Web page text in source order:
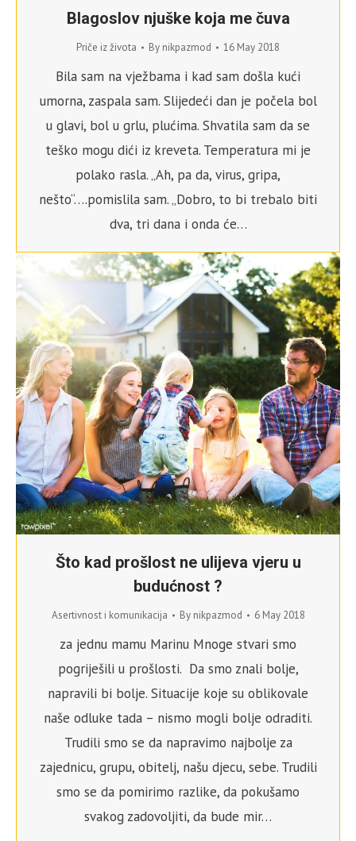
Blagoslov njuške koja me čuva
Priče iz života By nikpazmod 16 May 2018
Bila sam na vježbama i kad sam došla kući
umorna, zaspala sam. Slijedeći dan je počela bol
u glavi, bol u grlu, plućima. Shvatila sam da se
teško mogu dići iz kreveta. Temperatura mi je
polako rasla. „Ah, pa da, virus, gripa,
nešto“….pomislila sam. „Dobro, to bi trebalo biti
dva, tri dana i onda će…
Što kad prošlost ne ulijeva vjeru u
budućnost ?
Asertivnost i komunikacija By nikpazmod 6 May 2018
za jednu mamu Marinu Mnoge stvari smo
pogriješili u prošlosti. Da smo znali bolje,
napravili bi bolje. Situacije koje su oblikovale
naše odluke tada – nismo mogli bolje odraditi.
Trudili smo se da napravimo najbolje za
zajednicu, grupu, obitelj, našu djecu, sebe. Trudili
smo se da pomirimo razlike, da pokušamo
svakog zadovoljiti, da bude mir…